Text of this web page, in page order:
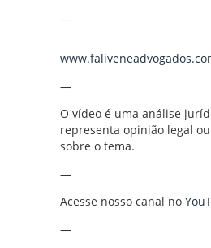
—
—
O vídeo é uma análise
representa opinião legal
sobre o tema.
—
Acesse nosso canal no
—